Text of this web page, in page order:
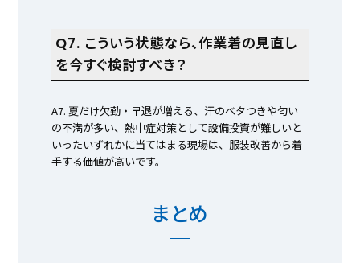
Q7. こういう状態なら、作業着の見直し
を今すぐ検討すべき？
A7. 夏だけ欠勤・早退が増える、汗のベタつきや匂い
の不満が多い、熱中症対策として設備投資が難しいと
いったいずれかに当てはまる現場は、服装改善から着
手する価値が高いです。
まとめ